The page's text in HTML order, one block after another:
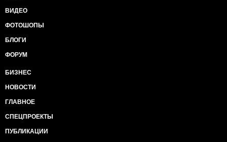
ВИДЕО
ФОТОШОПЫ
БЛОГИ
ФОРУМ
БИЗНЕС
НОВОСТИ
ГЛАВНОЕ
СПЕЦПРОЕКТЫ
ПУБЛИКАЦИИ